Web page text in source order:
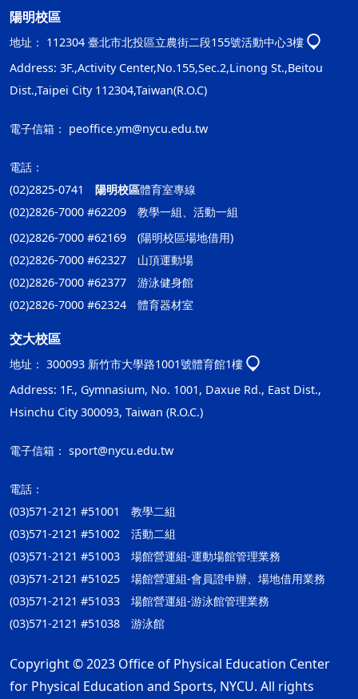
陽明校區
地址： 112304 臺北市北投區立農街二段155號活動中心3樓
Address: 3F.,Activity Center,No.155,Sec.2,Linong St.,Beitou
Dist.,Taipei City 112304,Taiwan(R.O.C)
電子信箱： peoffice.ym@nycu.edu.tw
電話：
(02)2825-0741 陽明校區體育室專線
(02)2826-7000 #62209 教學一組、活動一組
(02)2826-7000 #62169 (陽明校區場地借用)
(02)2826-7000 #62327 山頂運動場
(02)2826-7000 #62377 游泳健身館
(02)2826-7000 #62324 體育器材室
交大校區
地址： 300093 新竹市大學路1001號體育館1樓
Address: 1F., Gymnasium, No. 1001, Daxue Rd., East Dist.,
Hsinchu City 300093, Taiwan (R.O.C.)
電子信箱： sport@nycu.edu.tw
電話：
(03)571-2121 #51001 教學二組
(03)571-2121 #51002 活動二組
(03)571-2121 #51003 場館營運組-運動場館管理業務
(03)571-2121 #51025 場館營運組-會員證申辦、場地借用業務
(03)571-2121 #51033 場館營運組-游泳館管理業務
(03)571-2121 #51038 游泳館
Copyright © 2023 Office of Physical Education Center
for Physical Education and Sports, NYCU. All rights